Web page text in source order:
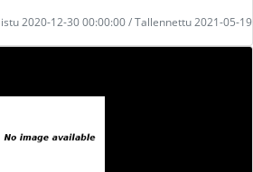
2020-12-30 00:00:00 / Tallennettu 2021-05-19